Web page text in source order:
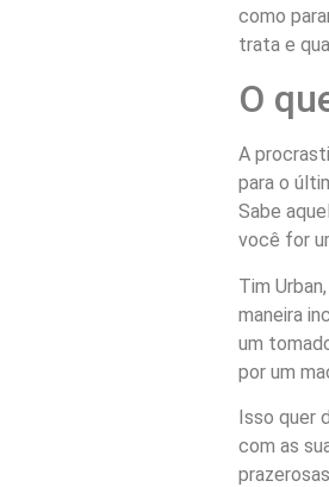
como
trata e
O
A
para o
Sabe
você for
Tim
maneira
um
por um
Isso quer
com as